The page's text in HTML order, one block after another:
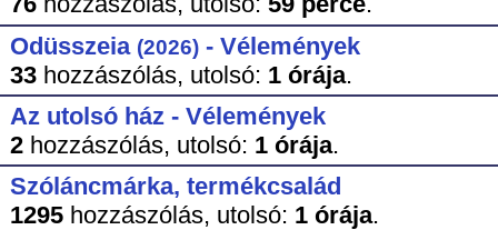
Odüsszeia (2026)- Vélemények
33hozzászólás, utolsó: 1 órája.
Az utolsó ház - Vélemények
2hozzászólás, utolsó: 1 órája.
Szóláncmárka, termékcsalád
1295hozzászólás, utolsó: 1 órája.